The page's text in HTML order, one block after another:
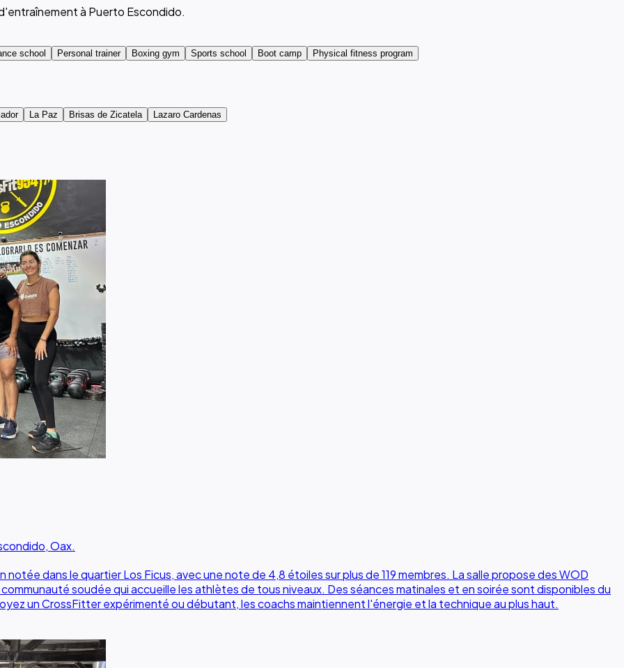
à Puerto Escondido.
school Personal trainer Boxing gym Sports school Boot camp Physical fitness program
La Paz Brisas de Zicatela Lazaro Cardenas
Oax.
dans le quartier Los Ficus, avec une note de 4,8 étoiles sur plus de 119 membres. La salle propose des WOD
soudée qui accueille les athlètes de tous niveaux. Des séances matinales et en soirée sont disponibles du
un CrossFitter expérimenté ou débutant, les coachs maintiennent l'énergie et la technique au plus haut.